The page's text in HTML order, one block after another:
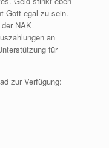
Gott egal zu sein.
NAK
an
für
zur Verfügung: